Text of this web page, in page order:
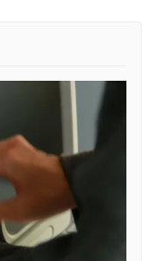
Nam